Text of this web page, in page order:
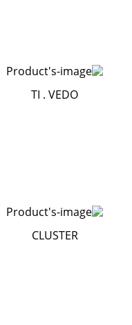
TI . VEDO
CLUSTER